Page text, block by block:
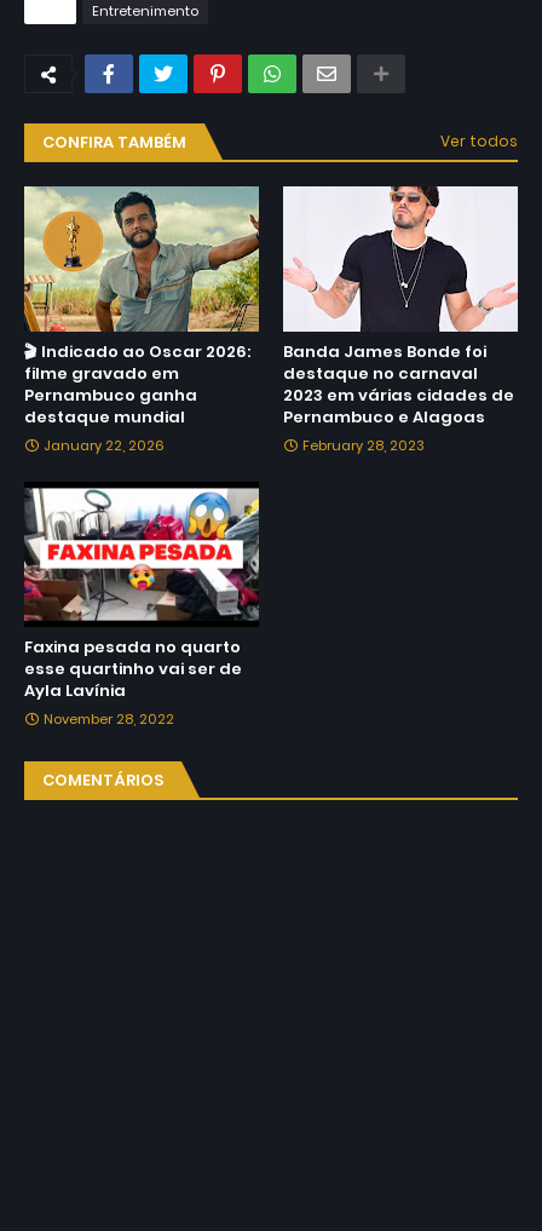
Entretenimento
CONFIRA TAMBÉM Ver todos
🎬 Indicado ao Oscar 2026:
filme gravado em
Pernambuco ganha
destaque mundial
January 22, 2026
Banda James Bonde foi
destaque no carnaval
2023 em várias cidades de
Pernambuco e Alagoas
February 28, 2023
Faxina pesada no quarto
esse quartinho vai ser de
Ayla Lavínia
November 28, 2022
COMENTÁRIOS